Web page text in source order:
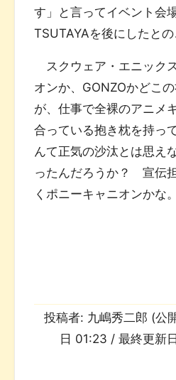
す」と言ってイベント会
TSUTAYAを後にしたとの
スクウェア・エニック
オンか、GONZOかどこ
が、仕事で全裸のアニメ
合っている抱き枕を持っ
んて正気の沙汰とは思え
ったんだろうか？ 宣伝
くポニーキャニオンかな。
投稿者: 九嶋秀二郎 (公
日 01:23 / 最終更新